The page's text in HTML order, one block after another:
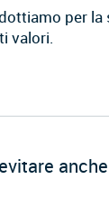
per
valori.